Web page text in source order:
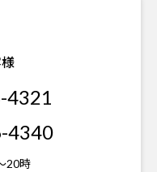
4321
4340
20時